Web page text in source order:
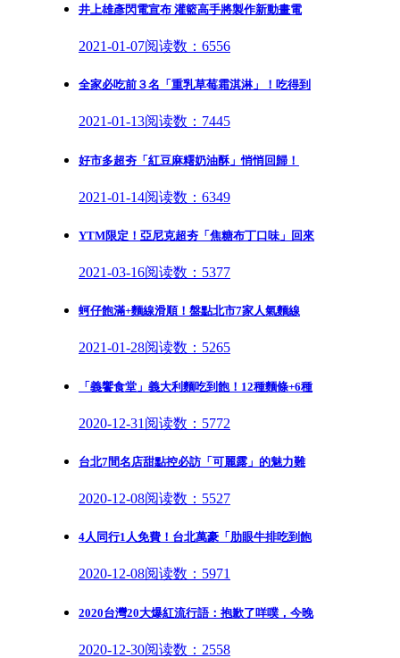
井上雄彥閃電宣布 灌籃高手將製作新動畫電
2021-01-07阅读数：6556
全家必吃前３名「重乳草莓霜淇淋」！吃得到
2021-01-13阅读数：7445
好市多超夯「紅豆麻糬奶油酥」悄悄回歸！
2021-01-14阅读数：6349
YTM限定！亞尼克超夯「焦糖布丁口味」回來
2021-03-16阅读数：5377
蚵仔飽滿+麵線滑順！盤點北市7家人氣麵線
2021-01-28阅读数：5265
「義饗食堂」義大利麵吃到飽！12種麵條+6種
2020-12-31 阅读数：5772
台北7間名店甜點控必訪「可麗露」的魅力難
2020-12-08阅读数：5527
4人同行1人免費！台北萬豪「肋眼牛排吃到飽
2020-12-08阅读数：5971
2020台灣20大爆紅流行語：抱歉了咩噗，今晚
2020-12-30阅读数：2558